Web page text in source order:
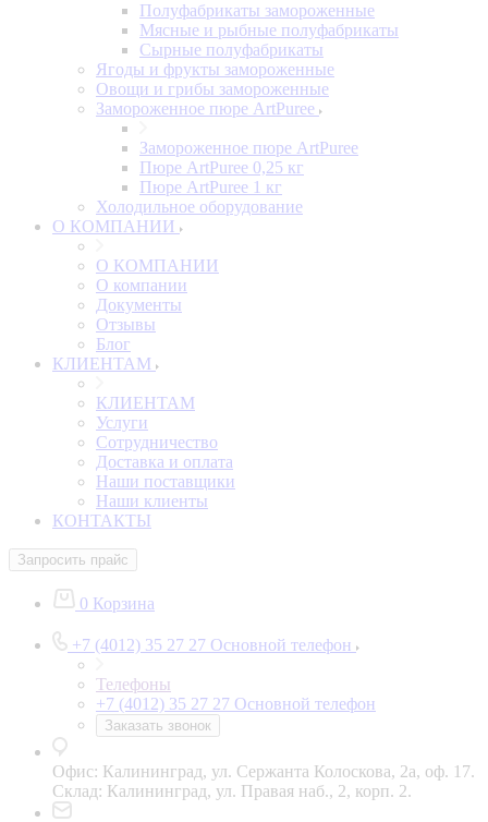
Полуфабрикаты замороженные
Мясные и рыбные полуфабрикаты
Сырные полуфабрикаты
Ягоды и фрукты замороженные
Овощи и грибы замороженные
Замороженное пюре ArtPuree
Замороженное пюре ArtPuree
Пюре ArtPuree 0,25 кг
Пюре ArtPuree 1 кг
Холодильное оборудование
О КОМПАНИИ
О КОМПАНИИ
О компании
Документы
Отзывы
Блог
КЛИЕНТАМ
КЛИЕНТАМ
Услуги
Сотрудничество
Доставка и оплата
Наши поставщики
Наши клиенты
КОНТАКТЫ
Запросить прайс
0 Корзина
+7 (4012) 35 27 27 Основной телефон
Телефоны
+7 (4012) 35 27 27 Основной телефон
Заказать звонок
Офис: Калининград, ул. Сержанта Колоскова, 2а, оф. 17.
Склад: Калининград, ул. Правая наб., 2, корп. 2.